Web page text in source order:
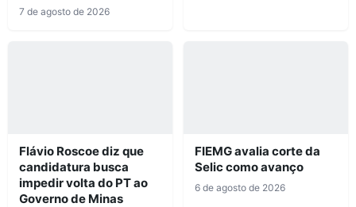
7 de agosto de 2026
Flávio Roscoe diz que
candidatura busca
impedir volta do PT ao
Governo de Minas
FIEMG avalia corte da
Selic como avanço
6 de agosto de 2026